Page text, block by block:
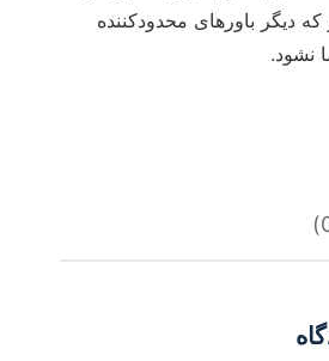
دیگر باورهای محدودکننده
نشود.